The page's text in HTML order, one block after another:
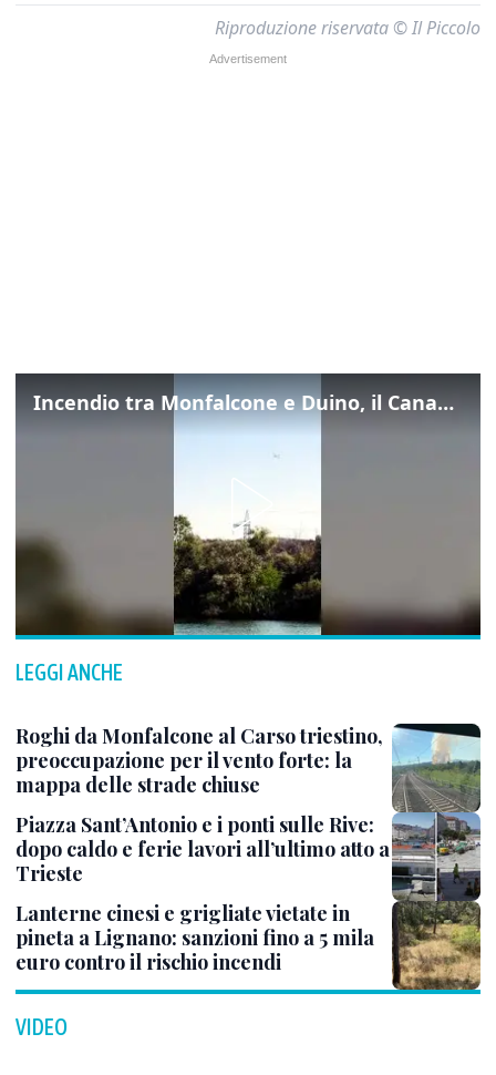
Riproduzione riservata © Il Piccolo
Incendio tra Monfalcone e Duino, il Canadair in azione per fermare le fiamme sul fronte dell’A4
LEGGI ANCHE
Roghi da Monfalcone al Carso triestino,
preoccupazione per il vento forte: la
mappa delle strade chiuse
Piazza Sant’Antonio e i ponti sulle Rive:
dopo caldo e ferie lavori all’ultimo atto a
Trieste
Lanterne cinesi e grigliate vietate in
pineta a Lignano: sanzioni fino a 5 mila
euro contro il rischio incendi
VIDEO